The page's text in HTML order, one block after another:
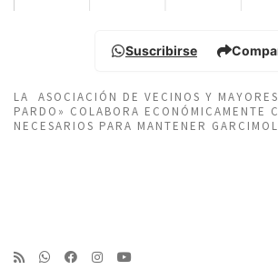
Suscribirse
LA ASOCIACIÓN DE VECINOS Y
PARDO» COLABORA ECONÓMICAMENTE
NECESARIOS PARA MANTENER